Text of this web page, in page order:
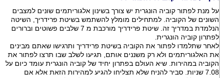
על מנת לפתור קוביה הונגרית יש צורך בשינון אלגוריתמים שונים למצבים
השונים של הקוביה. למתחילים מומלץ להשתמש בשיטת פרידריך, השיטה
הנלמדת במדריך זה. שיטת פרידריך מורכבת מ 7 שלבים פשוטים וברורים
לפתרון קוביה הונגרית.
לאחר שתלמדו לפתור את הקוביה בשיטת פרידריך ותרגישו שאתם מבינים
את האלגוריתמים ולא רק משננים אותם, תגיעו לשלב שבו תרצו לפתור את
הקוביה במהירות. שיא העולם בפתרון יחיד של קוביה הונגרית עומד כיום על
7.08 שניות. סביר להניח שלא תצליחו להגיע למהירות הזאת אלא אם